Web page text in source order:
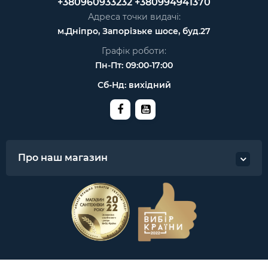
+380960933232 +380994941370
Адреса точки видачі:
м.Дніпро, Запорізьке шосе, буд.27
Графік роботи:
Пн-Пт: 09:00-17:00
Сб-Нд: вихідний
Про наш магазин